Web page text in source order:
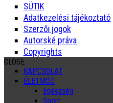
SÜTIK
Adatkezelési tájékoztató
Szerzői jogok
Autorské práva
Copyrights
CLOSE
KAPCSOLAT
ÉLETMÓD
Egészség
Sport